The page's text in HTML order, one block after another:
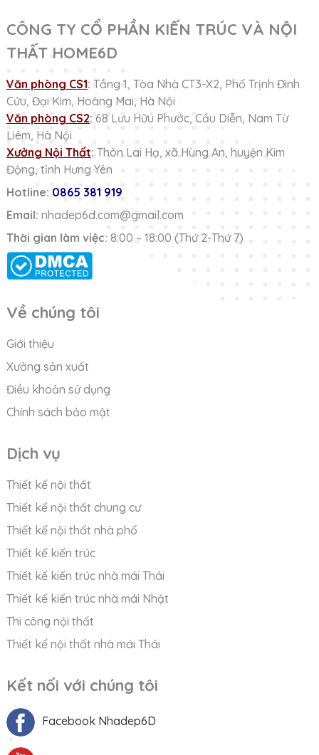
CÔNG TY CỔ PHẦN KIẾN TRÚC VÀ NỘI
THẤT HOME6D
Văn phòng CS1: Tầng 1, Tòa Nhà CT3-X2, Phố Trịnh Đình
Cửu, Đại Kim, Hoàng Mai, Hà Nội
Văn phòng CS2: 68 Lưu Hữu Phước, Cầu Diễn, Nam Từ
Liêm, Hà Nội
Xưởng Nội Thất: Thôn Lai Hạ, xã Hùng An, huyện Kim
Động, tỉnh Hưng Yên
Hotline: 0865 381 919
Email: nhadep6d.com@gmail.com
Thời gian làm việc: 8:00 – 18:00 (Thứ 2-Thứ 7)
Về chúng tôi
Giới thiệu
Xưởng sản xuất
Điều khoản sử dụng
Chính sách bảo mật
Dịch vụ
Thiết kế nội thất
Thiết kế nội thất chung cư
Thiết kế nội thất nhà phố
Thiết kế kiến trúc
Thiết kế kiến trúc nhà mái Thái
Thiết kế kiến trúc nhà mái Nhật
Thi công nội thất
Thiết kế nội thất nhà mái Thái
Kết nối với chúng tôi
Facebook Nhadep6D